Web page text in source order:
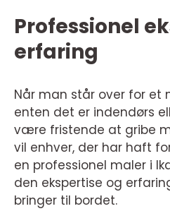
Professionel
erfaring
Når man står over for et
enten det er indendørs
være fristende at gribe
vil enhver, der har haft
en professionel maler i
den ekspertise og
bringer til bordet.